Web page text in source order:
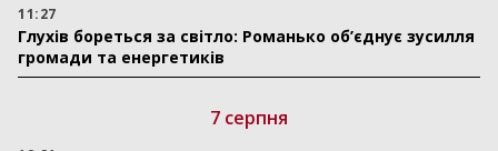
11:27
Глухів бореться за світло: Романько об’єднує зусилля
громади та енергетиків
7 серпня